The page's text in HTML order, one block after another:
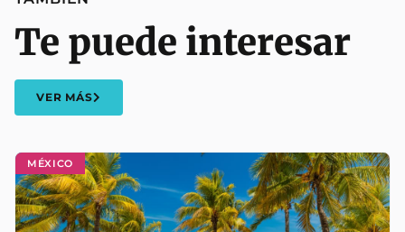
MÉXICO
Te puede interesar
VER MÁS